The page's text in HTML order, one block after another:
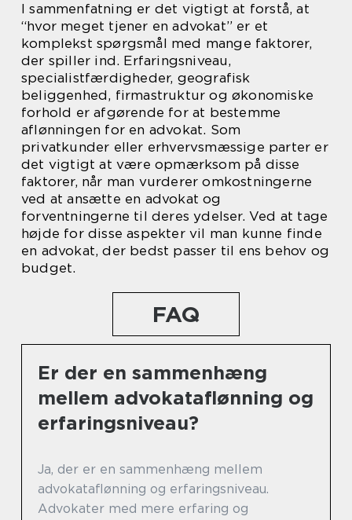
I sammenfatning er det vigtigt at forstå, at
“hvor meget tjener en advokat” er et
komplekst spørgsmål med mange faktorer,
der spiller ind. Erfaringsniveau,
specialistfærdigheder, geografisk
beliggenhed, firmastruktur og økonomiske
forhold er afgørende for at bestemme
aflønningen for en advokat. Som
privatkunder eller erhvervsmæssige parter er
det vigtigt at være opmærksom på disse
faktorer, når man vurderer omkostningerne
ved at ansætte en advokat og
forventningerne til deres ydelser. Ved at tage
højde for disse aspekter vil man kunne finde
en advokat, der bedst passer til ens behov og
budget.
FAQ
Er der en sammenhæng
mellem advokataflønning og
erfaringsniveau?
Ja, der er en sammenhæng mellem
advokataflønning og erfaringsniveau.
Advokater med mere erfaring og